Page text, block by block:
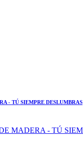
- TÚ SIEMPRE DESLUMBRAS